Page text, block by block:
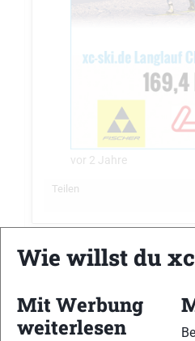
vor 2 Jahre
Teilen
Andrea Krüger hat
Challenge
Wie willst du
Mit Werbung
weiterlesen